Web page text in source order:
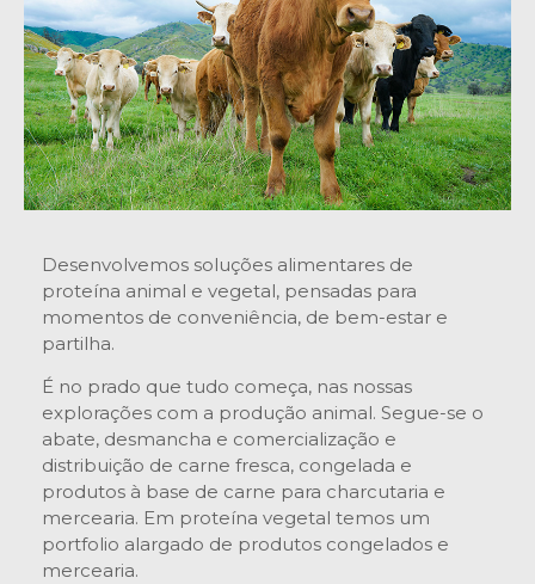
Desenvolvemos soluções alimentares de
proteína animal e vegetal, pensadas para
momentos de conveniência, de bem-estar e
partilha.
É no prado que tudo começa, nas nossas
explorações com a produção animal. Segue-se o
abate, desmancha e comercialização e
distribuição de carne fresca, congelada e
produtos à base de carne para charcutaria e
mercearia. Em proteína vegetal temos um
portfolio alargado de produtos congelados e
mercearia.